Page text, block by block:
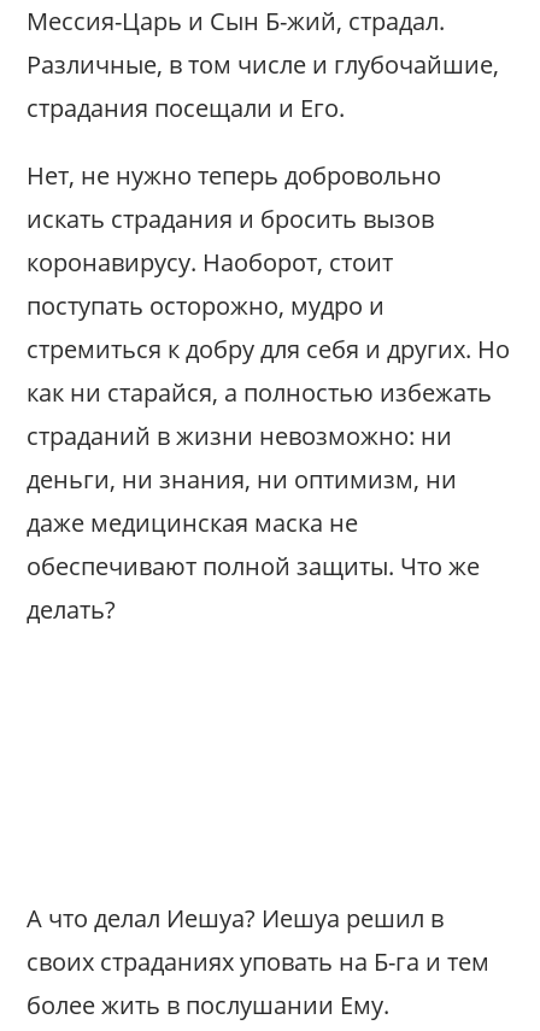
Мессия-Царь и Сын Б-жий, страдал.
Различные, в том числе и глубочайшие,
страдания посещали и Его.
Нет, не нужно теперь добровольно
искать страдания и бросить вызов
коронавирусу. Наоборот, стоит
поступать осторожно, мудро и
стремиться к добру для себя и других. Но
как ни старайся, а полностью избежать
страданий в жизни невозможно: ни
деньги, ни знания, ни оптимизм, ни
даже медицинская маска не
обеспечивают полной защиты. Что же
делать?
А что делал Иешуа? Иешуа решил в
своих страданиях уповать на Б-га и тем
более жить в послушании Ему.